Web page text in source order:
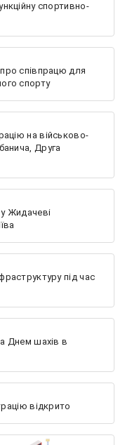
спортивно-
співпрацю для
спорту
на військово-
Друга
Жидачеві
під час
Днем шахів в
відкрито